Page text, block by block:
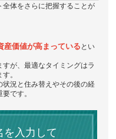
体をさらに把握することが
産価値が高まっている とい
が、最適なタイミングはラ
。
況と住み替えやその後の経
です。
を入力して